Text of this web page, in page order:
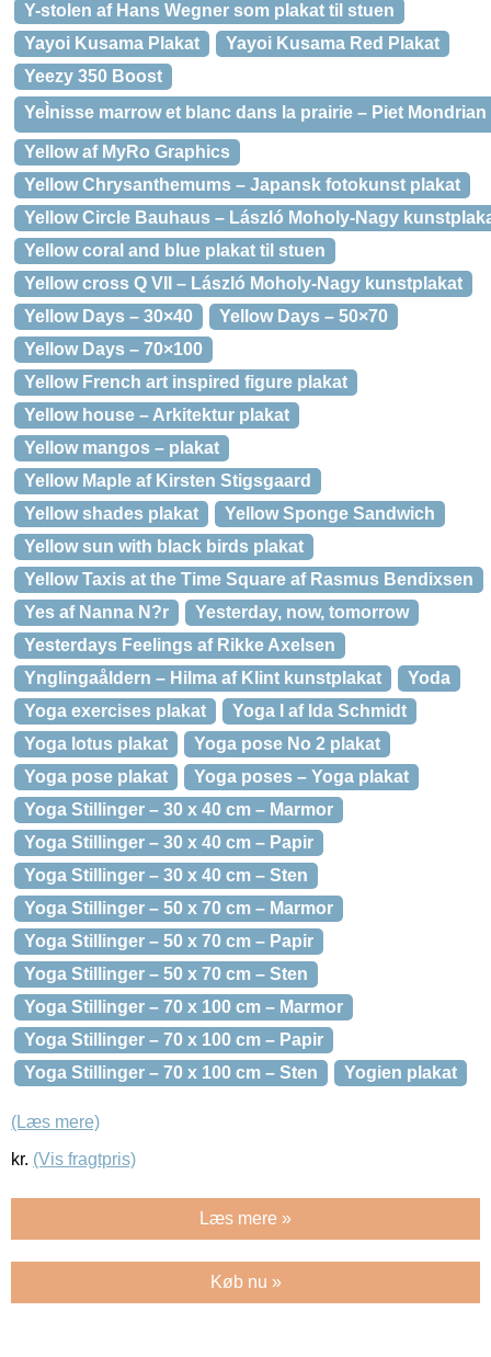
Y-stolen af Hans Wegner som plakat til stuen
Yayoi Kusama Plakat
Yayoi Kusama Red Plakat
Yeezy 350 Boost
YeÌnisse marrow et blanc dans la prairie – Piet Mondrian
Yellow af MyRo Graphics
Yellow Chrysanthemums – Japansk fotokunst plakat
Yellow Circle Bauhaus – László Moholy-Nagy
Yellow coral and blue plakat til stuen
Yellow cross Q VII – László Moholy-Nagy kunstplakat
Yellow Days – 30×40
Yellow Days – 50×70
Yellow Days – 70×100
Yellow French art inspired figure plakat
Yellow house – Arkitektur plakat
Yellow mangos – plakat
Yellow Maple af Kirsten Stigsgaard
Yellow shades plakat
Yellow Sponge Sandwich
Yellow sun with black birds plakat
Yellow Taxis at the Time Square af Rasmus Bendixsen
Yes af Nanna N?r
Yesterday, now, tomorrow
Yesterdays Feelings af Rikke Axelsen
Ynglingaåldern – Hilma af Klint kunstplakat
Yoda
Yoga exercises plakat
Yoga I af Ida Schmidt
Yoga lotus plakat
Yoga pose No 2 plakat
Yoga pose plakat
Yoga poses – Yoga plakat
Yoga Stillinger – 30 x 40 cm – Marmor
Yoga Stillinger – 30 x 40 cm – Papir
Yoga Stillinger – 30 x 40 cm – Sten
Yoga Stillinger – 50 x 70 cm – Marmor
Yoga Stillinger – 50 x 70 cm – Papir
Yoga Stillinger – 50 x 70 cm – Sten
Yoga Stillinger – 70 x 100 cm – Marmor
Yoga Stillinger – 70 x 100 cm – Papir
Yoga Stillinger – 70 x 100 cm – Sten
Yogien plakat
(Læs mere)
kr. (Vis fragtpris)
Læs mere »
Køb nu »